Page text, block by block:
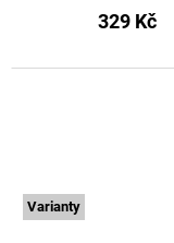
VICTORINOX
329 Kč
Varianty